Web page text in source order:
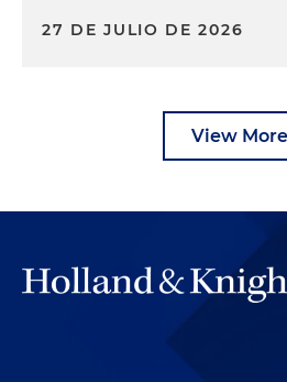
27 DE JULIO DE 2026
View More